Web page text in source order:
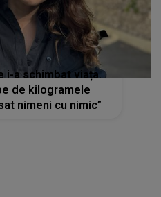
i-a schimbat viața.
de kilogramele
nimeni cu nimic”